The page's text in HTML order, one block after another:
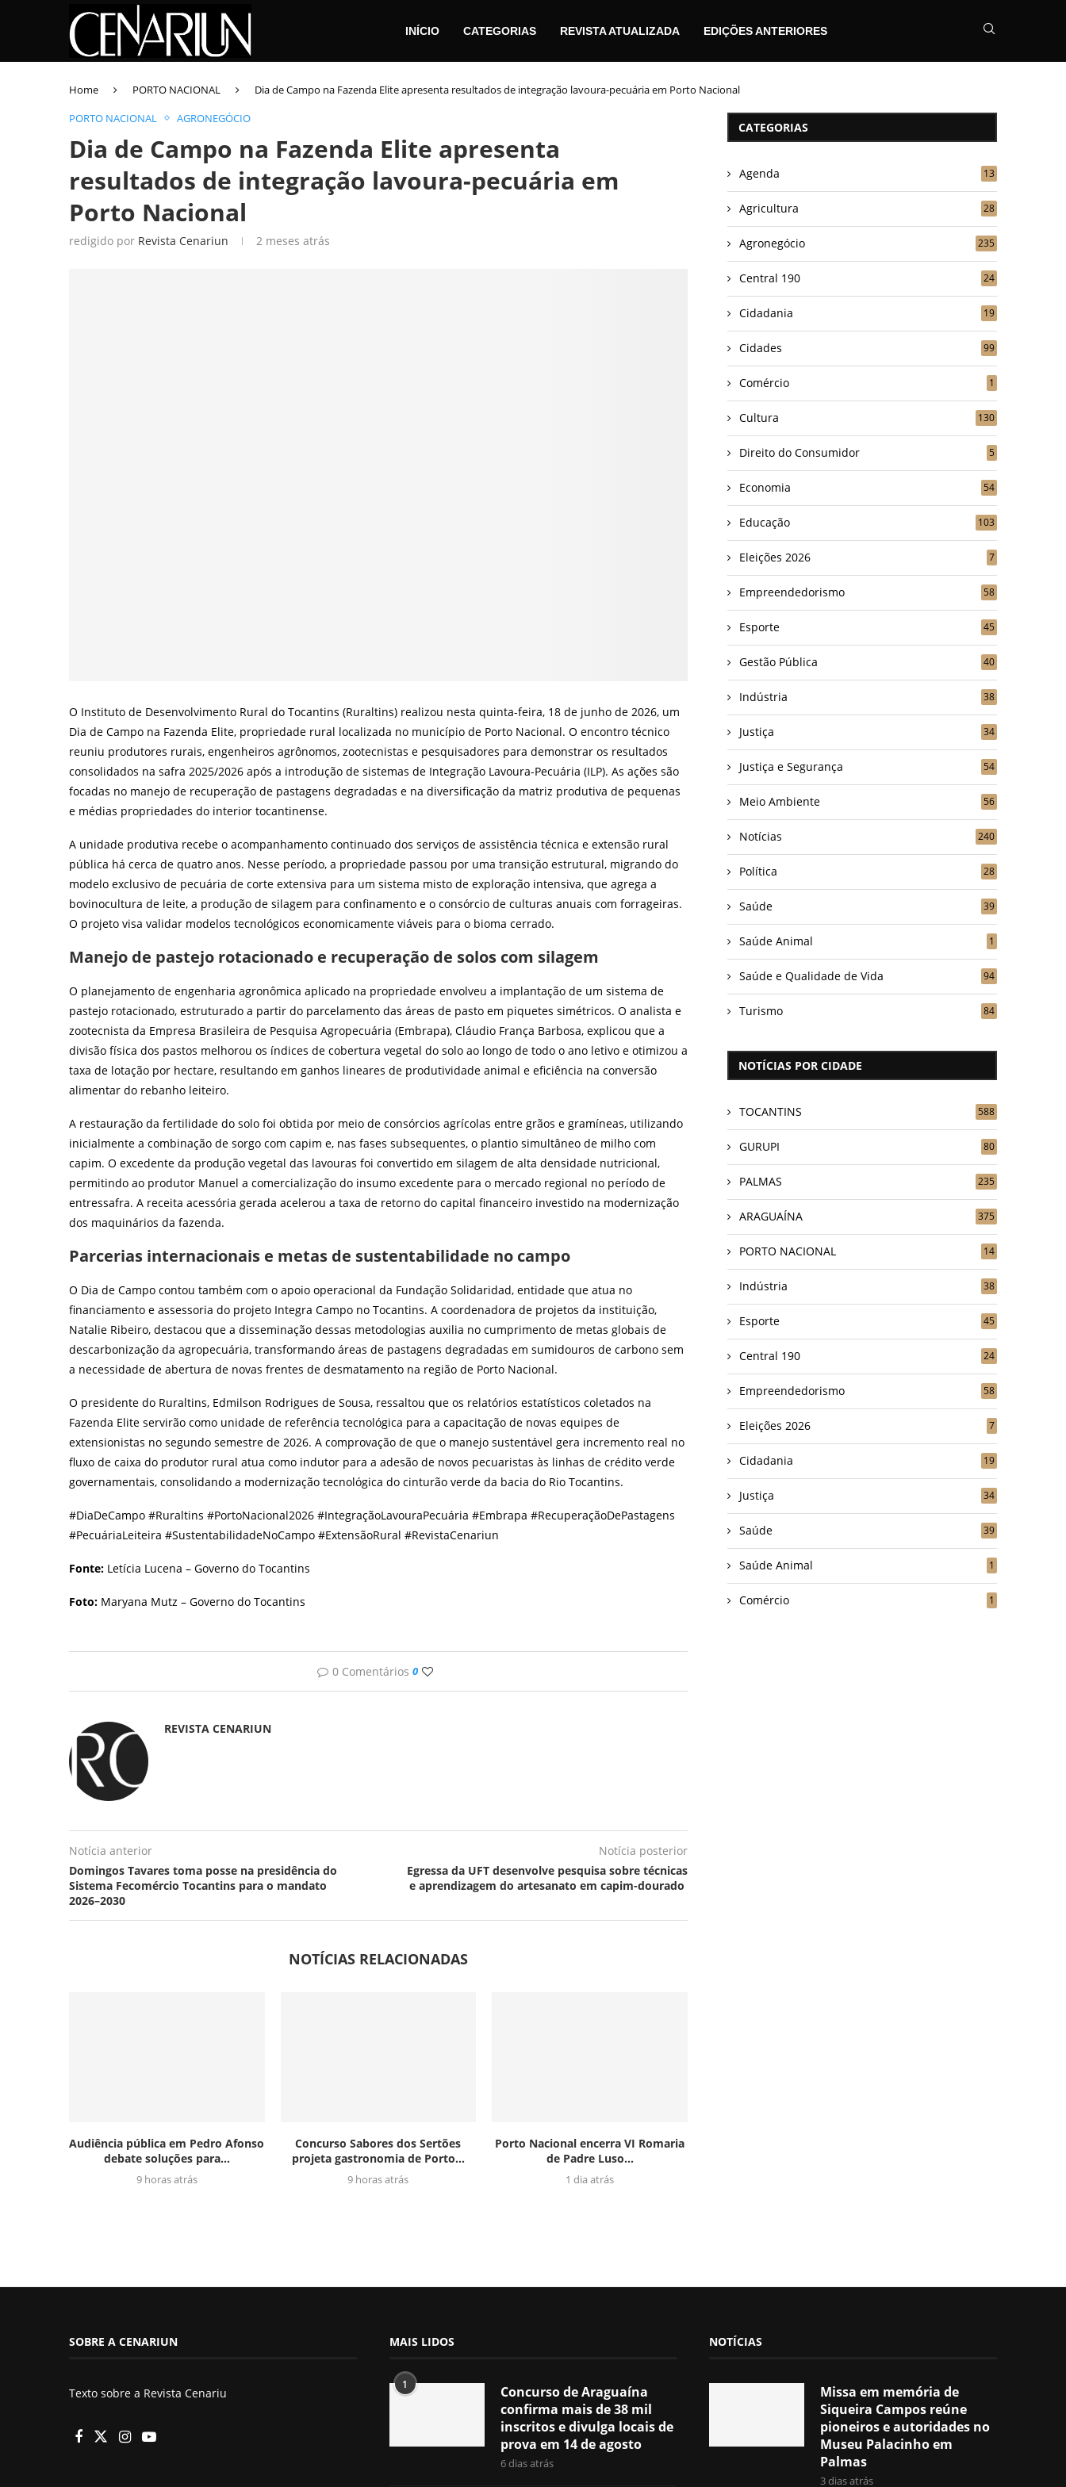
INÍCIO CATEGORIAS REVISTA ATUALIZADA EDIÇÕES ANTERIORES
Home PORTO NACIONAL
Dia de Campo na Fazenda Elite apresenta resultados de integração lavoura-pecuária em Porto Nacional
PORTO NACIONAL
AGRONEGÓCIO
Dia de Campo na Fazenda Elite apresenta
resultados de integração lavoura-pecuária em
Porto Nacional
redigido por Revista Cenariun 2 meses atrás
O Instituto de Desenvolvimento Rural do Tocantins (Ruraltins) realizou nesta quinta-feira, 18 de junho de 2026, um
Dia de Campo na Fazenda Elite, propriedade rural localizada no município de Porto Nacional. O encontro técnico
reuniu produtores rurais, engenheiros agrônomos, zootecnistas e pesquisadores para demonstrar os resultados
consolidados na safra 2025/2026 após a introdução de sistemas de Integração Lavoura-Pecuária (ILP). As ações são
focadas no manejo de recuperação de pastagens degradadas e na diversificação da matriz produtiva de pequenas
e médias propriedades do interior tocantinense.
A unidade produtiva recebe o acompanhamento continuado dos serviços de assistência técnica e extensão rural
pública há cerca de quatro anos. Nesse período, a propriedade passou por uma transição estrutural, migrando do
modelo exclusivo de pecuária de corte extensiva para um sistema misto de exploração intensiva, que agrega a
bovinocultura de leite, a produção de silagem para confinamento e o consórcio de culturas anuais com forrageiras.
O projeto visa validar modelos tecnológicos economicamente viáveis para o bioma cerrado.
Manejo de pastejo rotacionado e recuperação de solos com silagem
O planejamento de engenharia agronômica aplicado na propriedade envolveu a implantação de um sistema de
pastejo rotacionado, estruturado a partir do parcelamento das áreas de pasto em piquetes simétricos. O analista e
zootecnista da Empresa Brasileira de Pesquisa Agropecuária (Embrapa), Cláudio França Barbosa, explicou que a
divisão física dos pastos melhorou os índices de cobertura vegetal do solo ao longo de todo o ano letivo e otimizou a
taxa de lotação por hectare, resultando em ganhos lineares de produtividade animal e eficiência na conversão
alimentar do rebanho leiteiro.
A restauração da fertilidade do solo foi obtida por meio de consórcios agrícolas entre grãos e gramíneas, utilizando
inicialmente a combinação de sorgo com capim e, nas fases subsequentes, o plantio simultâneo de milho com
capim. O excedente da produção vegetal das lavouras foi convertido em silagem de alta densidade nutricional,
permitindo ao produtor Manuel a comercialização do insumo excedente para o mercado regional no período de
entressafra. A receita acessória gerada acelerou a taxa de retorno do capital financeiro investido na modernização
dos maquinários da fazenda.
Parcerias internacionais e metas de sustentabilidade no campo
O Dia de Campo contou também com o apoio operacional da Fundação Solidaridad, entidade que atua no
financiamento e assessoria do projeto Integra Campo no Tocantins. A coordenadora de projetos da instituição,
Natalie Ribeiro, destacou que a disseminação dessas metodologias auxilia no cumprimento de metas globais de
descarbonização da agropecuária, transformando áreas de pastagens degradadas em sumidouros de carbono sem
a necessidade de abertura de novas frentes de desmatamento na região de Porto Nacional.
O presidente do Ruraltins, Edmilson Rodrigues de Sousa, ressaltou que os relatórios estatísticos coletados na
Fazenda Elite servirão como unidade de referência tecnológica para a capacitação de novas equipes de
extensionistas no segundo semestre de 2026. A comprovação de que o manejo sustentável gera incremento real no
fluxo de caixa do produtor rural atua como indutor para a adesão de novos pecuaristas às linhas de crédito verde
governamentais, consolidando a modernização tecnológica do cinturão verde da bacia do Rio Tocantins.
#DiaDeCampo #Ruraltins #PortoNacional2026 #IntegraçãoLavouraPecuária #Embrapa #RecuperaçãoDePastagens
#PecuáriaLeiteira #SustentabilidadeNoCampo #ExtensãoRural #RevistaCenariun
Fonte: Letícia Lucena – Governo do Tocantins
Foto: Maryana Mutz – Governo do Tocantins
0 Comentários 0
REVISTA CENARIUN
Notícia anterior
Domingos Tavares toma posse na presidência do
Sistema Fecomércio Tocantins para o mandato
2026–2030
Notícia posterior
Egressa da UFT desenvolve pesquisa sobre técnicas
e aprendizagem do artesanato em capim-dourado
NOTÍCIAS RELACIONADAS
Audiência pública em Pedro Afonso
debate soluções para...
9 horas atrás
Concurso Sabores dos Sertões
projeta gastronomia de Porto...
9 horas atrás
Porto Nacional encerra VI Romaria
de Padre Luso...
1 dia atrás
CATEGORIAS
Agenda 13
Agricultura 28
Agronegócio 235
Central 190 24
Cidadania 19
Cidades 99
Comércio 1
Cultura 130
Direito do Consumidor 5
Economia 54
Educação 103
Eleições 2026 7
Empreendedorismo 58
Esporte 45
Gestão Pública 40
Indústria 38
Justiça 34
Justiça e Segurança 54
Meio Ambiente 56
Notícias 240
Política 28
Saúde 39
Saúde Animal 1
Saúde e Qualidade de Vida 94
Turismo 84
NOTÍCIAS POR CIDADE
TOCANTINS 588
GURUPI 80
PALMAS 235
ARAGUAÍNA 375
PORTO NACIONAL 14
Indústria 38
Esporte 45
Central 190 24
Empreendedorismo 58
Eleições 2026 7
Cidadania 19
Justiça 34
Saúde 39
Saúde Animal 1
Comércio 1
SOBRE A CENARIUN
Texto sobre a Revista Cenariu
MAIS LIDOS
1
Concurso de Araguaína
confirma mais de 38 mil
inscritos e divulga locais de
prova em 14 de agosto
6 dias atrás
NOTÍCIAS
Missa em memória de
Siqueira Campos reúne
pioneiros e autoridades no
Museu Palacinho em
Palmas
3 dias atrás